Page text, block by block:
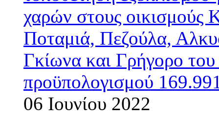
χαρών στους
Ποταμιά, Πεζούλα,
Γκίωνα και Γρήγορο
προϋπολογισμού
06 Ιουνίου 2022